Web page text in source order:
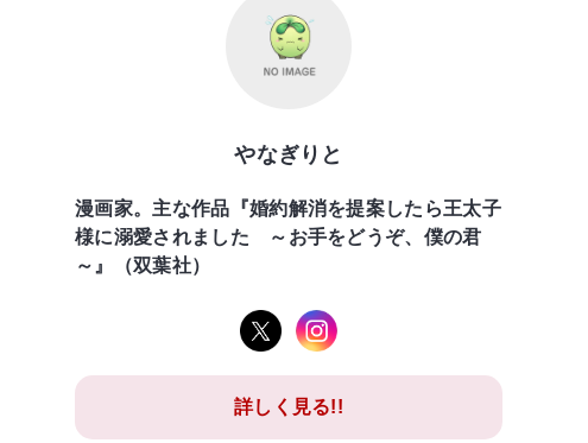
やなぎりと
漫画家。主な作品『婚約解消を提案したら王太子
様に溺愛されました ～お手をどうぞ、僕の君
～』（双葉社）
詳しく見る!!